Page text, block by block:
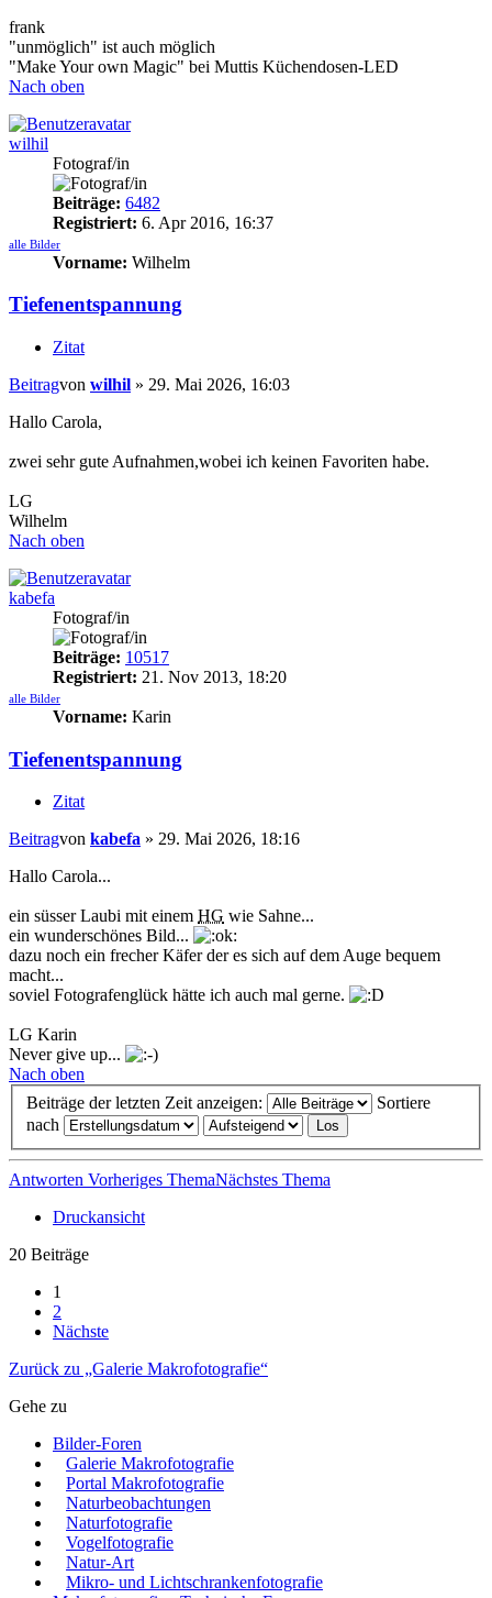
frank
"unmöglich" ist auch möglich
"Make Your own Magic" bei Muttis Küchendosen-LED
Nach oben
wilhil
Fotograf/in
Beiträge: 6482
Registriert: 6. Apr 2016, 16:37
alle Bilder
Vorname: Wilhelm
Tiefenentspannung
Zitat
Beitragvon wilhil » 29. Mai 2026, 16:03
Hallo Carola,
zwei sehr gute Aufnahmen,wobei ich keinen Favoriten habe.
LG
Wilhelm
Nach oben
kabefa
Fotograf/in
Beiträge: 10517
Registriert: 21. Nov 2013, 18:20
alle Bilder
Vorname: Karin
Tiefenentspannung
Zitat
Beitragvon kabefa » 29. Mai 2026, 18:16
Hallo Carola...
ein süsser Laubi mit einem HG wie Sahne...
ein wunderschönes Bild...
dazu noch ein frecher Käfer der es sich auf dem Auge bequem
macht...
soviel Fotografenglück hätte ich auch mal gerne.
LG Karin
Never give up...
Nach oben
Beiträge der letzten Zeit anzeigen:
Sortiere
nach
Antworten Vorheriges ThemaNächstes Thema
Druckansicht
20 Beiträge
1
2
Nächste
Zurück zu „Galerie Makrofotografie“
Gehe zu
Bilder-Foren
Galerie Makrofotografie
Portal Makrofotografie
Naturbeobachtungen
Naturfotografie
Vogelfotografie
Natur-Art
Mikro- und Lichtschrankenfotografie